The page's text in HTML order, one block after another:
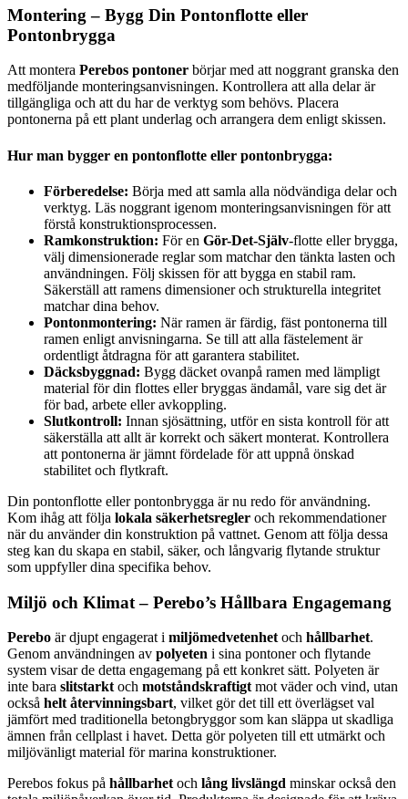
Montering – Bygg Din Pontonflotte eller
Pontonbrygga
Att montera Perebos pontoner börjar med att noggrant granska den
medföljande monteringsanvisningen. Kontrollera att alla delar är
tillgängliga och att du har de verktyg som behövs. Placera
pontonerna på ett plant underlag och arrangera dem enligt skissen.
Hur man bygger en pontonflotte eller pontonbrygga:
Förberedelse: Börja med att samla alla nödvändiga delar och
verktyg. Läs noggrant igenom monteringsanvisningen för att
förstå konstruktionsprocessen.
Ramkonstruktion: För en Gör-Det-Själv-flotte eller brygga,
välj dimensionerade reglar som matchar den tänkta lasten och
användningen. Följ skissen för att bygga en stabil ram.
Säkerställ att ramens dimensioner och strukturella integritet
matchar dina behov.
Pontonmontering: När ramen är färdig, fäst pontonerna till
ramen enligt anvisningarna. Se till att alla fästelement är
ordentligt åtdragna för att garantera stabilitet.
Däcksbyggnad: Bygg däcket ovanpå ramen med lämpligt
material för din flottes eller bryggas ändamål, vare sig det är
för bad, arbete eller avkoppling.
Slutkontroll: Innan sjösättning, utför en sista kontroll för att
säkerställa att allt är korrekt och säkert monterat. Kontrollera
att pontonerna är jämnt fördelade för att uppnå önskad
stabilitet och flytkraft.
Din pontonflotte eller pontonbrygga är nu redo för användning.
Kom ihåg att följa lokala säkerhetsregler och rekommendationer
när du använder din konstruktion på vattnet. Genom att följa dessa
steg kan du skapa en stabil, säker, och långvarig flytande struktur
som uppfyller dina specifika behov.
Miljö och Klimat – Perebo’s Hållbara Engagemang
Perebo är djupt engagerat i miljömedvetenhet och hållbarhet.
Genom användningen av polyeten i sina pontoner och flytande
system visar de detta engagemang på ett konkret sätt. Polyeten är
inte bara slitstarkt och motståndskraftigt mot väder och vind, utan
också helt återvinningsbart, vilket gör det till ett överlägset val
jämfört med traditionella betongbryggor som kan släppa ut skadliga
ämnen från cellplast i havet. Detta gör polyeten till ett utmärkt och
miljövänligt material för marina konstruktioner.
Perebos fokus på hållbarhet och lång livslängd minskar också den